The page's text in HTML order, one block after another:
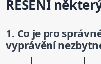
ŘEŠENÍ
1. Co je pro
vyprávění